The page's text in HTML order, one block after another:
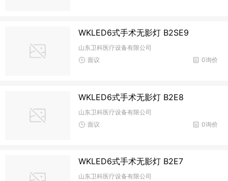
WKLED6式手术无影灯 B2SE9
山东卫科医疗设备有限公司
0询价
面议
WKLED6式手术无影灯 B2E8
山东卫科医疗设备有限公司
0询价
面议
WKLED6式手术无影灯 B2E7
山东卫科医疗设备有限公司